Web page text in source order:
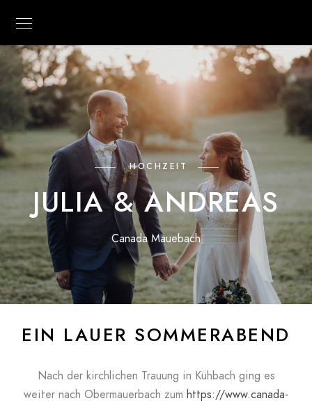
HOCHZEIT
JULIA & ANDREAS
Canada Mauebach
EIN LAUER SOMMERABEND
Nach der kirchlichen Trauung in Kühbach ging es
weiter nach Obermauerbach zum https://www.canada-